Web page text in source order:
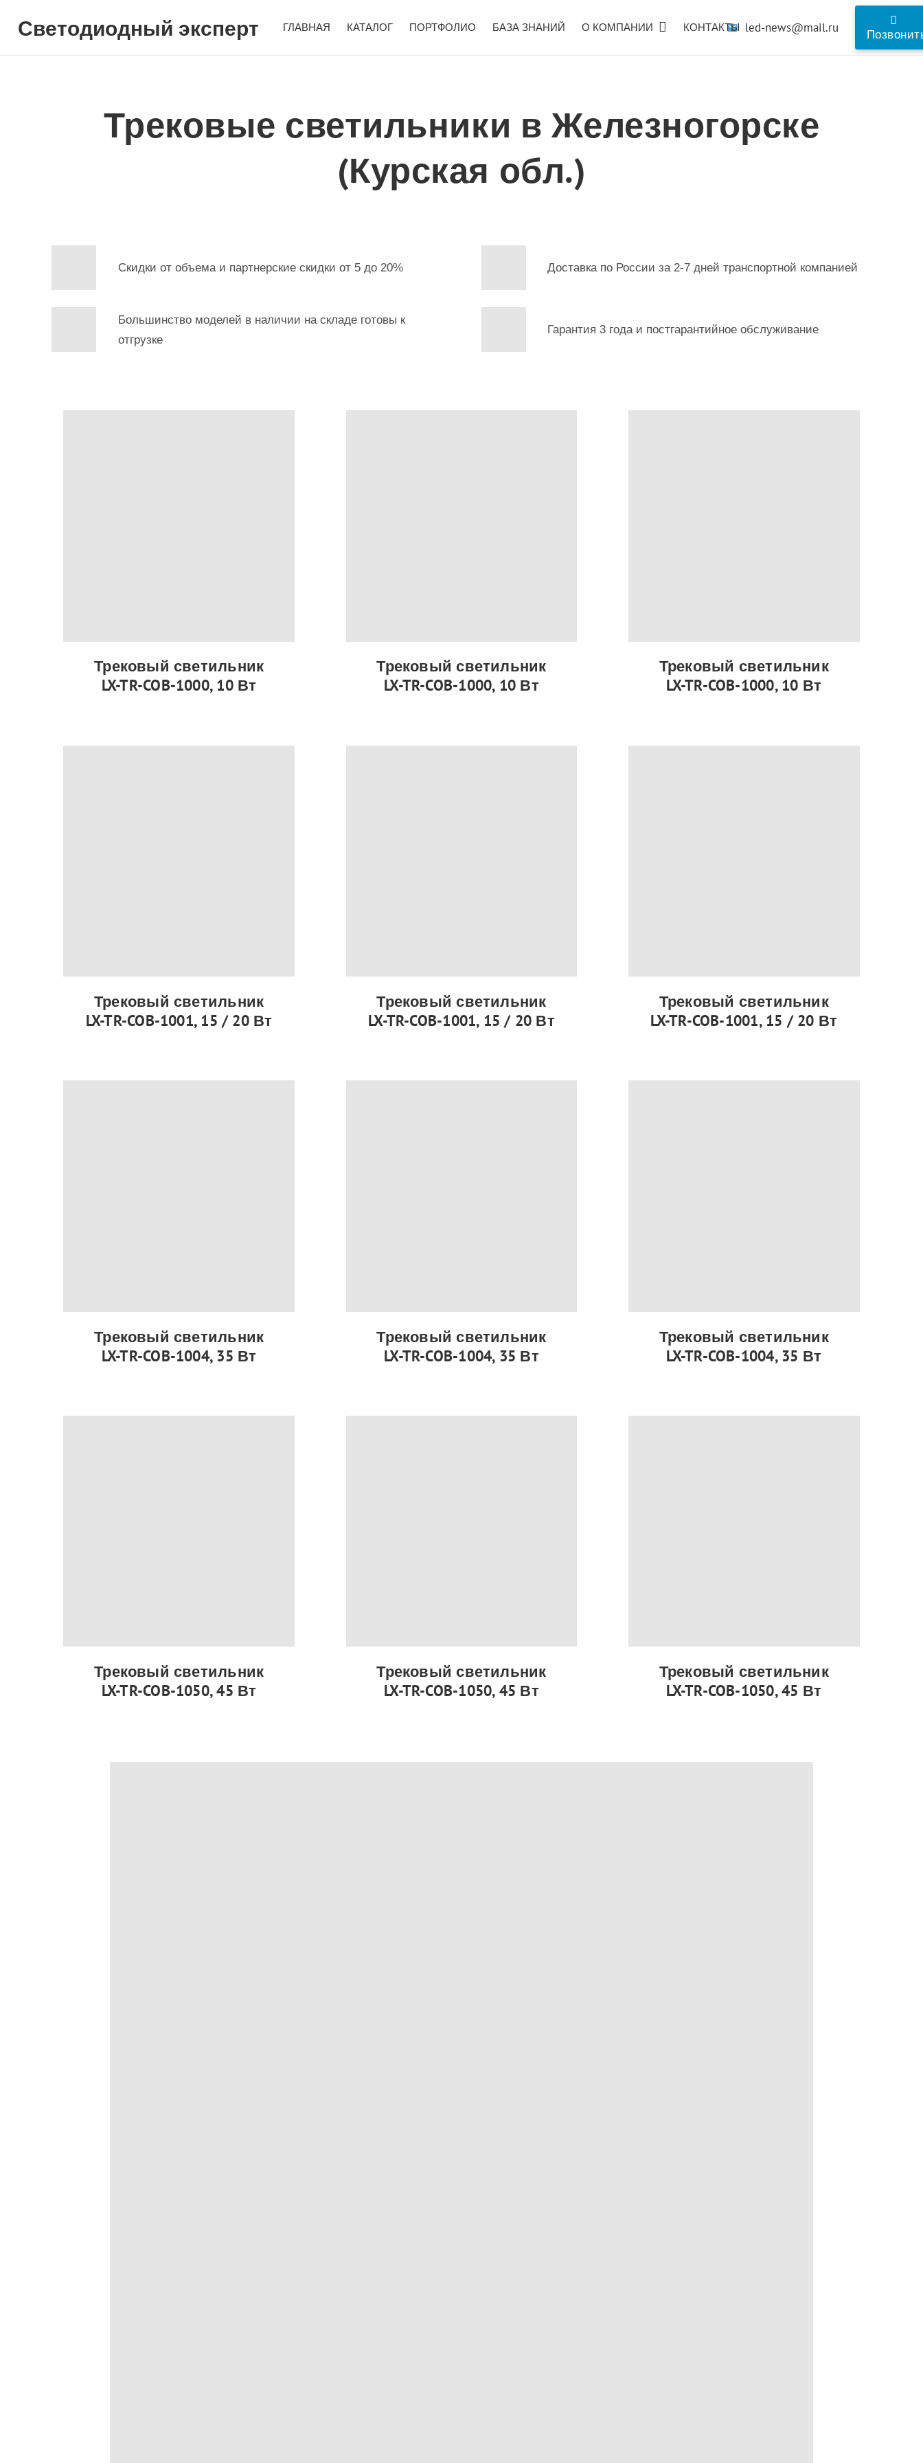
Светодиодный эксперт ГЛАВНАЯ КАТАЛОГ ПОРТФОЛИО БАЗА ЗНАНИЙ О КОМПАНИИ КОНТАКТЫ
mail led-news@mail.ru
Трековые светильники в Железногорске
(Курская обл.)
Скидки от объема и партнерские скидки от 5 до 20%
Большинство моделей в наличии на складе готовы к
отгрузке
Доставка по России за 2-7 дней транспортной компанией
Гарантия 3 года и постгарантийное обслуживание
Трековый светильник
LX-TR-COB-1000, 10 Вт
Трековый светильник
LX-TR-COB-1000, 10 Вт
Трековый светильник
LX-TR-COB-1000, 10 Вт
Трековый светильник
LX-TR-COB-1001, 15 / 20 Вт
Трековый светильник
LX-TR-COB-1001, 15 / 20 Вт
Трековый светильник
LX-TR-COB-1001, 15 / 20 Вт
Трековый светильник
LX-TR-COB-1004, 35 Вт
Трековый светильник
LX-TR-COB-1004, 35 Вт
Трековый светильник
LX-TR-COB-1004, 35 Вт
Трековый светильник
LX-TR-COB-1050, 45 Вт
Трековый светильник
LX-TR-COB-1050, 45 Вт
Трековый светильник
LX-TR-COB-1050, 45 Вт